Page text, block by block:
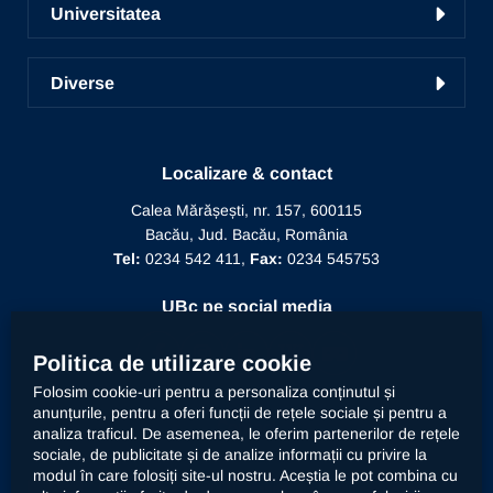
Radio UNSR Bacău
Academic TV
Pregătirea personalului didactic
Învățământ la distanță
Biblioteca
Acces portal bază de date
Manifestări științifice
Editura Alma Mater
Universitatea
Prezentarea Universității
Alegeri
Relații internaționale
Informații de interes public
Diverse
Recunoaștere funcție didactică
Recunoaștere conducător doctorat
Localizare & contact
Calea Mărășești, nr. 157, 600115
Bacău, Jud. Bacău, România
Tel: 0234 542 411, Fax: 0234 545753
UBc pe social media
Contact
Universitatea „Vasile Alecsandri” din Bacău prelucrează
Politica de utilizare cookie
Folosim cookie-uri pentru a personaliza conținutul și
anunțurile, pentru a oferi funcții de rețele sociale și pentru a
analiza traficul. De asemenea, le oferim partenerilor de rețele
sociale, de publicitate și de analize informații cu privire la
modul în care folosiți site-ul nostru. Aceștia le pot combina cu